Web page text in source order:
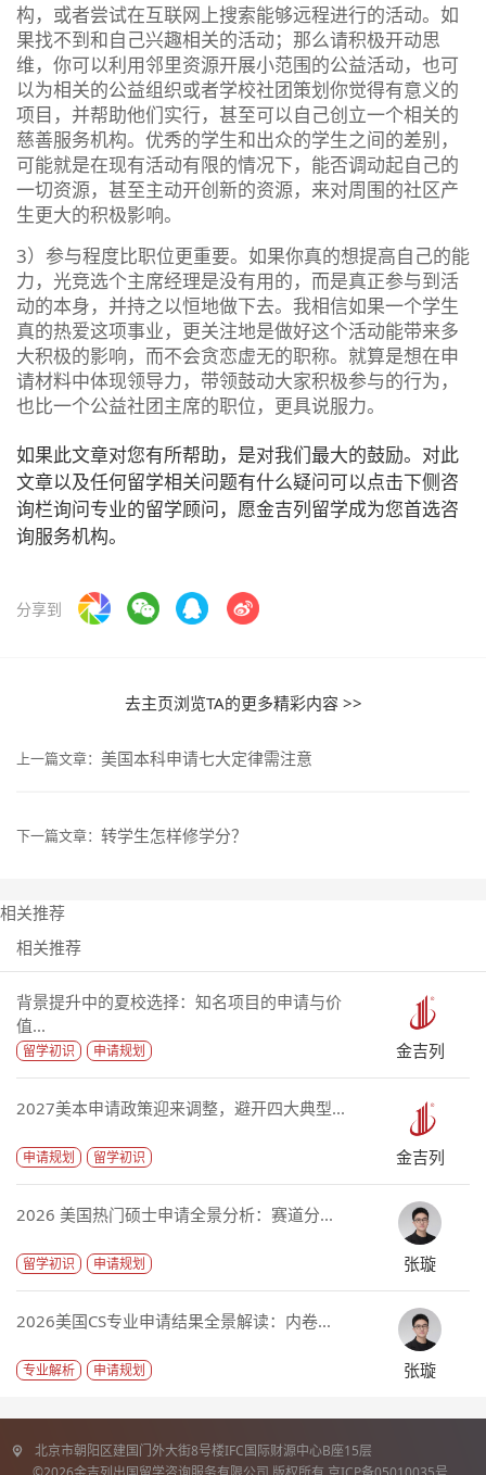
构，或者尝试在互联网上搜索能够远程进行的活动。如
果找不到和自己兴趣相关的活动；那么请积极开动思
维，你可以利用邻里资源开展小范围的公益活动，也可
以为相关的公益组织或者学校社团策划你觉得有意义的
项目，并帮助他们实行，甚至可以自己创立一个相关的
慈善服务机构。优秀的学生和出众的学生之间的差别，
可能就是在现有活动有限的情况下，能否调动起自己的
一切资源，甚至主动开创新的资源，来对周围的社区产
生更大的积极影响。
3）参与程度比职位更重要。如果你真的想提高自己的能
力，光竞选个主席经理是没有用的，而是真正参与到活
动的本身，并持之以恒地做下去。我相信如果一个学生
真的热爱这项事业，更关注地是做好这个活动能带来多
大积极的影响，而不会贪恋虚无的职称。就算是想在申
请材料中体现领导力，带领鼓动大家积极参与的行为，
也比一个公益社团主席的职位，更具说服力。
如果此文章对您有所帮助，是对我们最大的鼓励。对此
文章以及任何留学相关问题有什么疑问可以点击下侧咨
询栏询问专业的留学顾问，愿金吉列留学成为您首选咨
询服务机构。
分享到
去主页浏览TA的更多精彩内容 >>
上一篇文章： 美国本科申请七大定律需注意
下一篇文章： 转学生怎样修学分？
相关推荐
相关推荐
背景提升中的夏校选择：知名项目的申请与价
值...
留学初识 申请规划 金吉列
2027美本申请政策迎来调整，避开四大典型...
申请规划 留学初识 金吉列
2026 美国热门硕士申请全景分析：赛道分...
留学初识 申请规划 张璇
2026美国CS专业申请结果全景解读：内卷...
专业解析 申请规划 张璇
北京市朝阳区建国门外大街8号楼IFC国际财源中心B座15层